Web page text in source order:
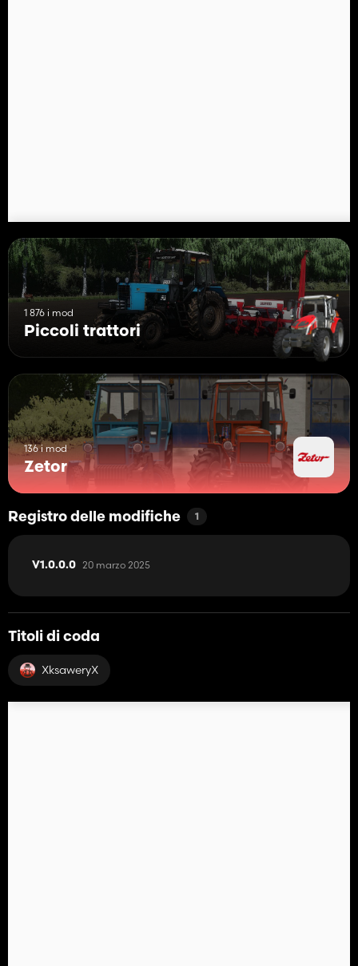
1 876 i mod
Piccoli trattori
136 i mod
Zetor
Registro delle modifiche 1
V1.0.0.0 20 marzo 2025
Titoli di coda
XksaweryX